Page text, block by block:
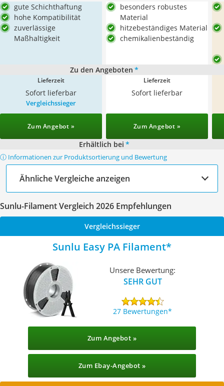
gute Schichthaftung
hohe Kompatibilität
zuverlässige
Maßhaltigkeit
besonders robustes
Material
hitzebeständiges Material
chemikalienbeständig
Zu den Angeboten *
Lieferzeit
Sofort lieferbar
Lieferzeit
Sofort lieferbar
Vergleichssieger
Zum Angebot » Zum Angebot »
Erhältlich bei *
ⓘ Informationen zur Produktsortierung und Bewertung
Ähnliche Vergleiche anzeigen
Sunlu-Filament Vergleich 2026 Empfehlungen
Vergleichssieger
Sunlu Easy PA Filament
Unsere Bewertung:
SEHR GUT
27 Bewertungen
Zum Angebot »
Zum Ebay-Angebot »